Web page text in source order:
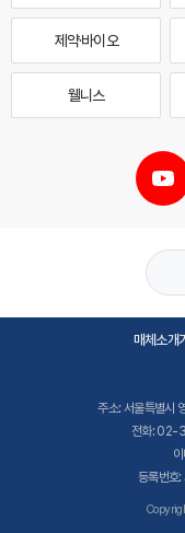
제약·바이오
웰니스
매체소개
주소: 서울특별시
전화:
등록번